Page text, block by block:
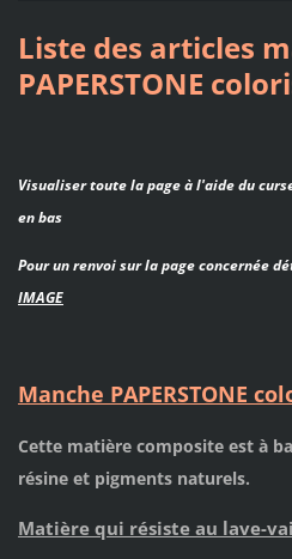
Liste des articles
PAPERSTONE
Visualiser toute la page à l'aide du
en bas
Pour un renvoi sur la page concernée
IMAGE
Manche PAPERSTONE
Cette matière composite est à
résine et pigments naturels.
Matière qui résiste au lave-